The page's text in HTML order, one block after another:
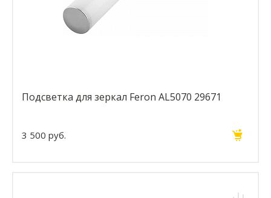
Подсветка для зеркал Feron AL5070 29671
3 500 руб.